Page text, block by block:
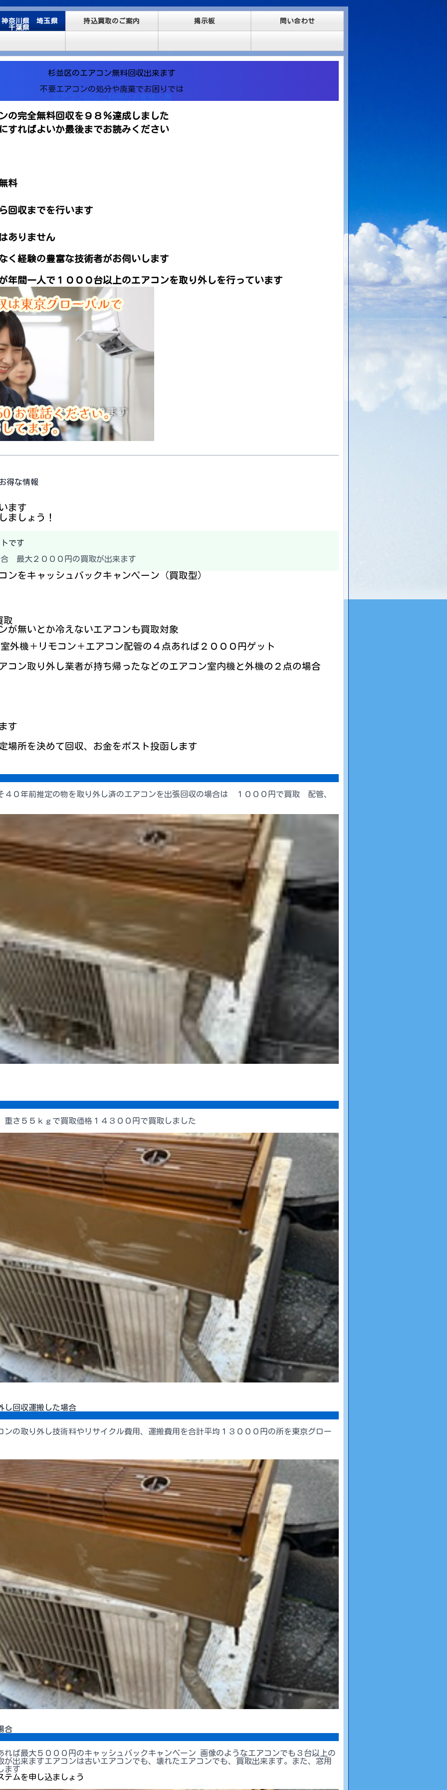
奈川県 埼玉県
千葉県
持込買取のご案内 掲示板 問い合わせ
杉並区のエアコン無料回収出来ます
不要エアコンの処分や廃棄でお困りでは
エアコン回収ご利用のお客様の声
の完全無料回収を９８％達成しました
すればよいか最後までお読みください
料
回収までを行います
ありません
く経験の豊富な技術者がお伺いします
年間一人で１０００台以上のエアコンを取り外しを行っています
得な情報
ます
ましょう！
です
最大２０００円の買取が出来ます
ンをキャッシュバックキャンペーン（買取型）
取
が無いとか冷えないエアコンも買取対象
外機＋リモコン＋エアコン配管の４点あれば２０００円ゲット
コン取り外し業者が持ち帰ったなどのエアコン室内機と外機の２点の場合
す
場所を決めて回収、お金をポスト投函します
４０年前推定の物を取り外し済のエアコンを出張回収の場合は １０００円で買取 配管、
さ５５ｋｇで買取価格１４３００円で買取しました
し回収運搬した場合
ンの取り外し技術料やリサイクル費用、運搬費用を合計平均１３０００円の所を東京グロー
合
れば最大５０００円のキャッシュバックキャンペーン 画像のようなエアコンでも３台以上の
が出来ますエアコンは古いエアコンでも、壊れたエアコンでも、買取出来ます。また、窓用
ます
テムを申し込ましょう